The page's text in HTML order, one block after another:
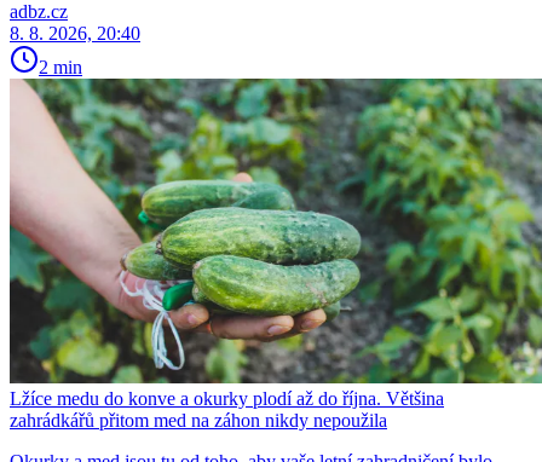
adbz.cz
8. 8. 2026, 20:40
2 min
Lžíce medu do konve a okurky plodí až do října. Většina
zahrádkářů přitom med na záhon nikdy nepoužila